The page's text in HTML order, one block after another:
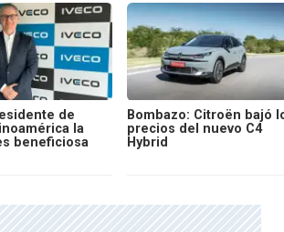
de
la
beneficiosa
Bombazo: Citroën bajó
precios del nuevo C4
Hybrid